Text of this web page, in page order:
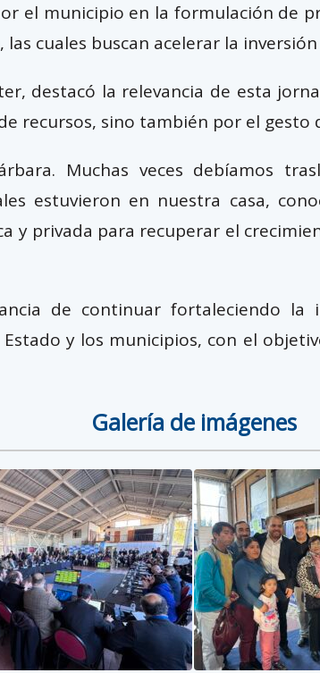
el municipio en la formulación de
las cuales buscan acelerar la
destacó la relevancia de esta
recursos, sino también por el gesto
Muchas veces debíamos
estuvieron en nuestra casa,
y privada para recuperar el
de continuar fortaleciendo
y los municipios, con el